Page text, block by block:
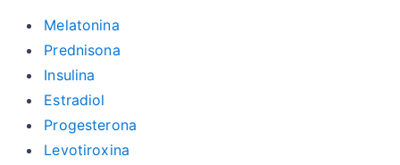
Melatonina
Prednisona
Insulina
Estradiol
Progesterona
Levotiroxina